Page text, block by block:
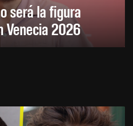
será la figura
Venecia 2026